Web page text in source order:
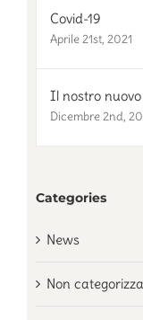
Covid-19
Aprile 21st, 2021
Il nostro
Dicembre 2nd,
Categories
News
Non